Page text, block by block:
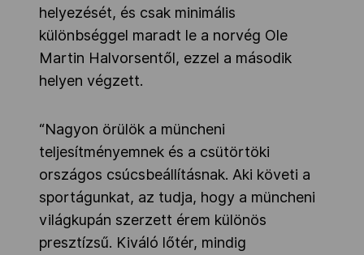
helyezését, és csak minimális
különbséggel maradt le a norvég Ole
Martin Halvorsentől, ezzel a második
helyen végzett.
“Nagyon örülök a müncheni
teljesítményemnek és a csütörtöki
országos csúcsbeállításnak. Aki követi a
sportágunkat, az tudja, hogy a müncheni
világkupán szerzett érem különös
presztízsű. Kiváló lőtér, mindig